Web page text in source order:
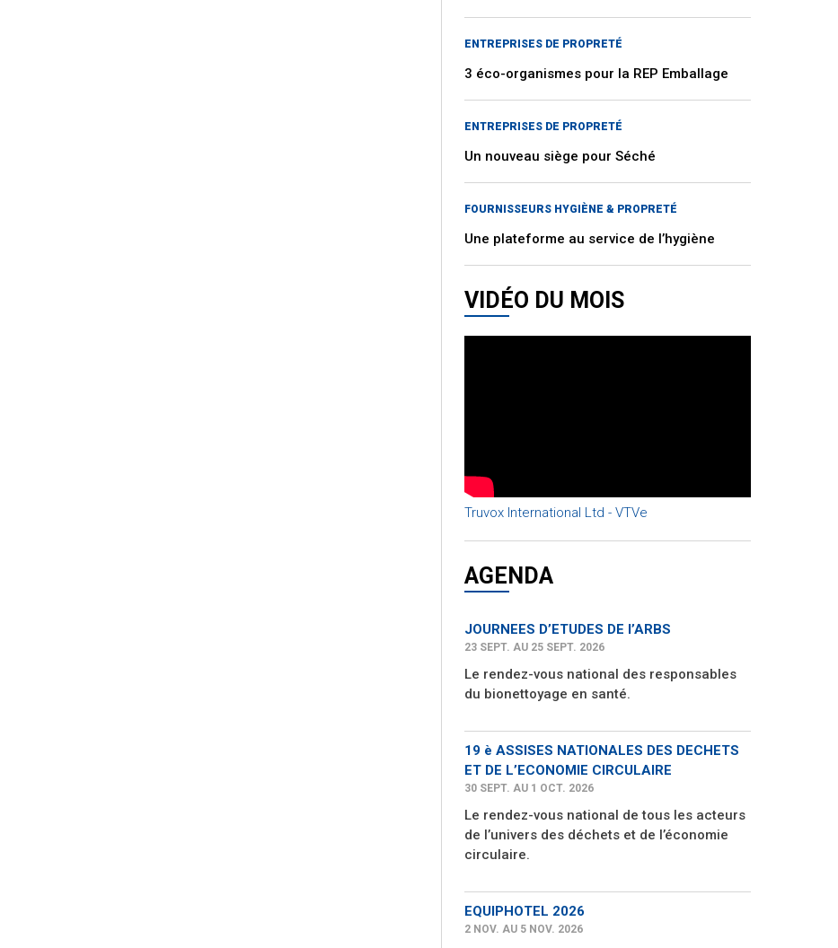
ENTREPRISES DE PROPRETÉ
3 éco-organismes pour la REP Emballage
ENTREPRISES DE PROPRETÉ
Un nouveau siège pour Séché
FOURNISSEURS HYGIÈNE & PROPRETÉ
Une plateforme au service de l’hygiène
VIDÉO DU MOIS
Truvox International Ltd - VTVe
AGENDA
JOURNEES D’ETUDES DE l’ARBS
23 SEPT. AU 25 SEPT. 2026
Le rendez-vous national des responsables
du bionettoyage en santé.
19 è ASSISES NATIONALES DES DECHETS
ET DE L’ECONOMIE CIRCULAIRE
30 SEPT. AU 1 OCT. 2026
Le rendez-vous national de tous les acteurs
de l’univers des déchets et de l’économie
circulaire.
EQUIPHOTEL 2026
2 NOV. AU 5 NOV. 2026